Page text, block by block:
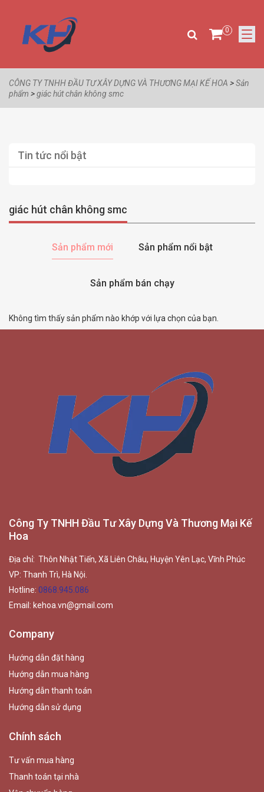
0
CÔNG TY TNHH ĐẦU TƯ XÂY DỰNG VÀ THƯƠNG MẠI KẾ HOA >Sản
phẩm >giác hút chân không smc
Tin tức nổi bật
giác hút chân không smc
Sản phẩm mới Sản phẩm nổi bật
Sản phẩm bán chạy
Không tìm thấy sản phẩm nào khớp với lựa chọn của bạn.
Công Ty TNHH Đầu Tư Xây Dựng Và Thương Mại Kế
Hoa
Địa chỉ: Thôn Nhật Tiến, Xã Liên Châu, Huyện Yên Lạc, Vĩnh Phúc
VP: Thanh Trì, Hà Nội.
Hotline: 0868.945.086
Email: kehoa.vn@gmail.com
Company
Hướng dẫn đặt hàng
Hướng dẫn mua hàng
Hướng dẫn thanh toán
Hướng dẫn sử dụng
Chính sách
Tư vấn mua hàng
Thanh toán tại nhà